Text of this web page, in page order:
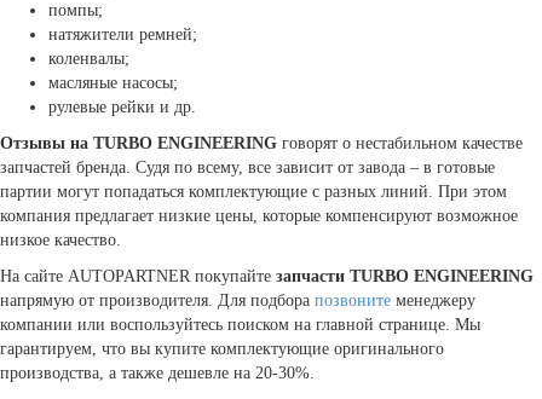
помпы;
натяжители ремней;
коленвалы;
масляные насосы;
рулевые рейки и др.
Отзывы на TURBO ENGINEERING говорят о нестабильном качестве
запчастей бренда. Судя по всему, все зависит от завода – в готовые
партии могут попадаться комплектующие с разных линий. При этом
компания предлагает низкие цены, которые компенсируют возможное
низкое качество.
На сайте AUTOPARTNER покупайте запчасти TURBO ENGINEERING
напрямую от производителя. Для подбора позвоните менеджеру
компании или воспользуйтесь поиском на главной странице. Мы
гарантируем, что вы купите комплектующие оригинального
производства, а также дешевле на 20-30%.